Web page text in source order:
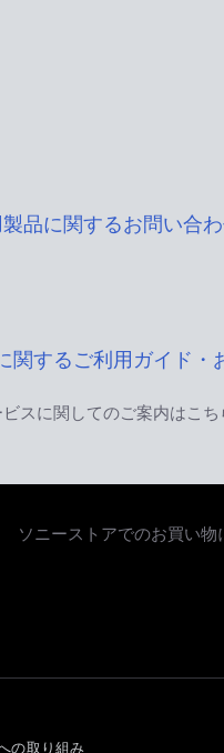
品に関するお問い合
関するご利用ガイド・
スに関してのご案内はこち
ソニーストアでのお買い物
の取り組み